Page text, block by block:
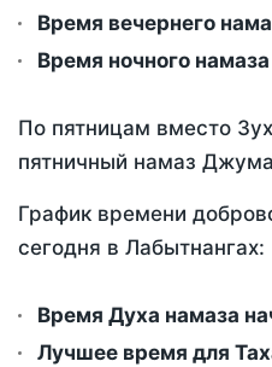
Время вечернего
Время ночного
По пятницам вместо
пятничный намаз
График времени
сегодня в Лабытнангах:
Время Духа намаза
Лучшее время для